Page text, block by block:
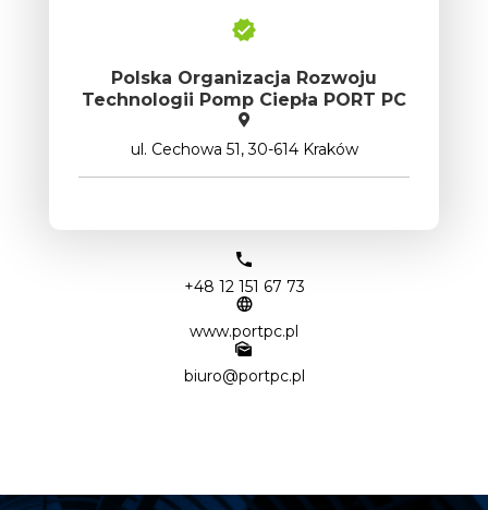
Polska Organizacja Rozwoju
Technologii Pomp Ciepła PORT PC
ul. Cechowa 51, 30-614 Kraków
+48 12 151 67 73
www.portpc.pl
biuro@portpc.pl